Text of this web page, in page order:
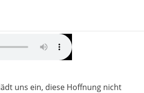
uns ein, diese Hoffnung nicht